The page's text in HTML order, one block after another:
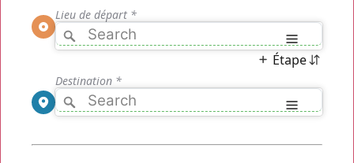
et sans aucun frais ajouté lors de votre
votretrajet, vous n'avez qu'à embarquer et profiter de votre
trajet , rien de plus.
, pour ce qui est inclus dans
votretarif Paris Airport Taxi Prices
équipements de base de l'eau fraiche en passant par les
confiseries jusqu'à l'accès à internet via WiFi et la presse du